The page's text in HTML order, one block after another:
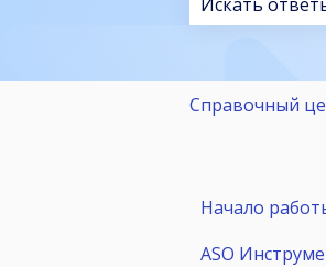
Справочный
Начало
Пробный
ASO